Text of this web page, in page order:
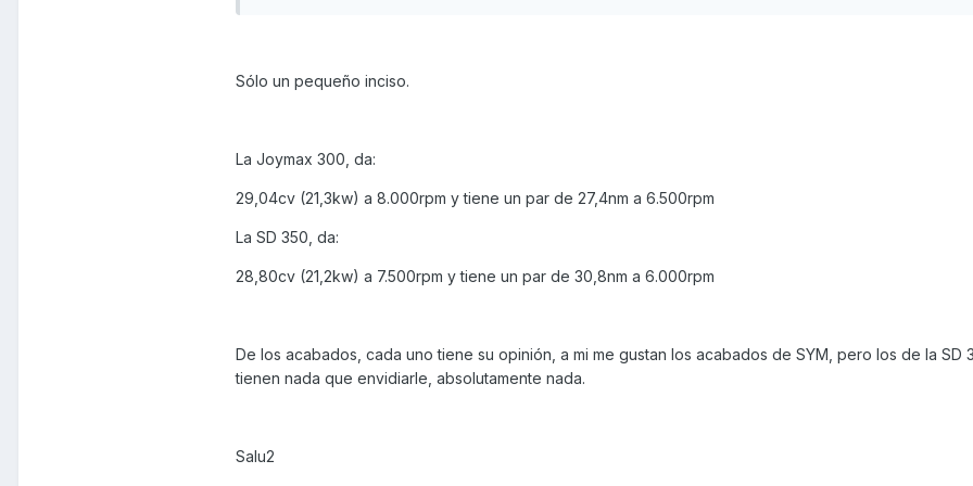
Sólo un pequeño inciso.
La Joymax 300, da:
29,04cv (21,3kw) a 8.000rpm y tiene un par de 27,4nm a 6.500rpm
La SD 350, da:
28,80cv (21,2kw) a 7.500rpm y tiene un par de 30,8nm a 6.000rpm
De los acabados, cada uno tiene su opinión, a mi me gustan los acabados de SYM, pero los de la SD
tienen nada que envidiarle, absolutamente nada.
Salu2